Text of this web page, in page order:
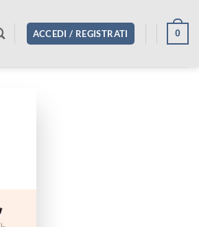
ACCEDI / REGISTRATI 0